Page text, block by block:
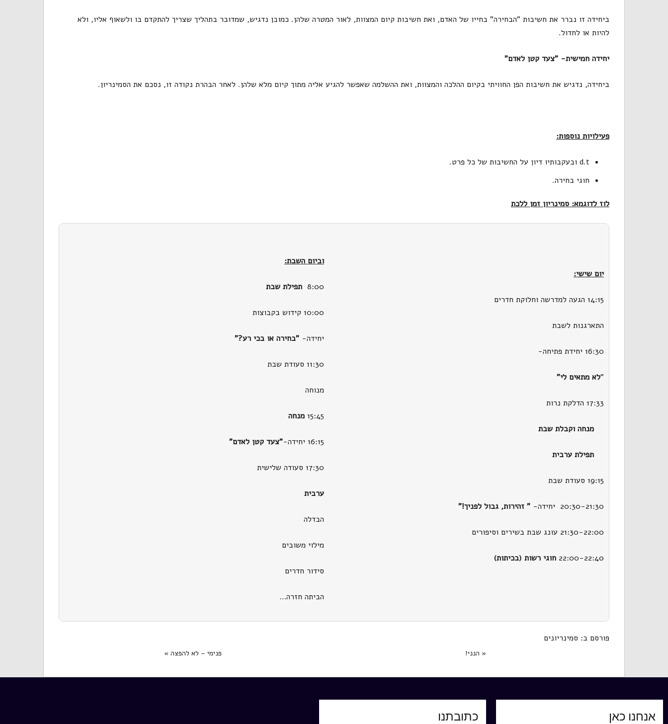
ביחידה זו נברר את חשיבות "הבחירה" בחייו של האדם, ואת חשיבות קיום המצוות, לאור המטרה שלהן. כמובן נדגיש, שמדובר בתהליך שצריך להתקדם בו ולשאוף אליו, ולא
להיות או לחדול.
יחידה חמישית- "צעד קטן לאדם"
ביחידה, נדגיש את חשיבות הפן החוויתי בקיום ההלכה והמצוות, ואת ההשלמה שאפשר להגיע אליה מתוך קיום מלא שלהן. לאחר הבהרת נקודה זו, נסכם את הסמינריון.
פעילויות נוספות:
d.t ובעקבותיו דיון על החשיבות של כל פרט.
חוגי בחירה.
לוז לדוגמא: סמינריון זמן ללכת
יום שישי:
14:15 הגעה למדרשה וחלוקת חדרים
התארגנות לשבת
16:30 יחידת פתיחה-
"לא מתאים לי"
17:33 הדלקת נרות
מנחה וקבלת שבת
תפילת ערבית
19:15 סעודת שבת
20:30-21:30 יחידה- " זהירות, גבול לפניך!"
21:30-22:00 עונג שבת בשירים וסיפורים
22:00-22:40 חוגי רשות (בכיתות)
וביום השבת:
8:00 תפילת שבת
10:00 קידוש בקבוצות
יחידה- "בחירה או בכי רע?"
11:30 סעודת שבת
מנוחה
15:45 מנחה
16:15 יחידה- "צעד קטן לאדם"
17:30 סעודה שלישית
ערבית
הבדלה
מילוי משובים
סידור חדרים
הביתה חזרה…
פורסם ב: סמינריונים
« הנני! פנימי – לא להפצה »
אנחנו כאן כתובתנו